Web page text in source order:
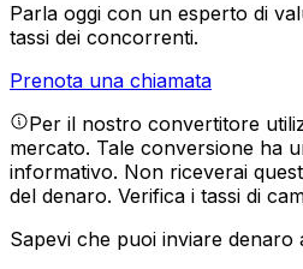
Parla oggi con un esperto di
tassi dei concorrenti.
Prenota una chiamata
Per il nostro convertitore
mercato. Tale conversione ha
informativo. Non riceverai
del denaro. Verifica i tassi di
Sapevi che puoi inviare denaro